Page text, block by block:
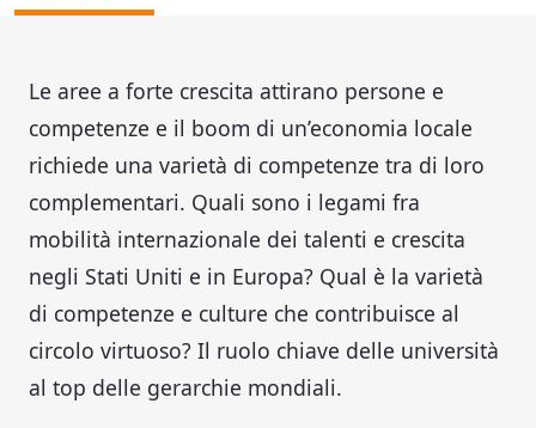
Le aree a forte crescita attirano persone e
competenze e il boom di un’economia locale
richiede una varietà di competenze tra di loro
complementari. Quali sono i legami fra
mobilità internazionale dei talenti e crescita
negli Stati Uniti e in Europa? Qual è la varietà
di competenze e culture che contribuisce al
circolo virtuoso? Il ruolo chiave delle università
al top delle gerarchie mondiali.